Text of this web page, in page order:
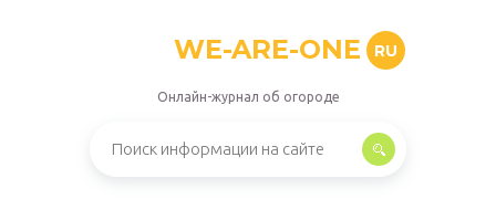
WE-ARE-ONE RU
Онлайн-журнал об огороде